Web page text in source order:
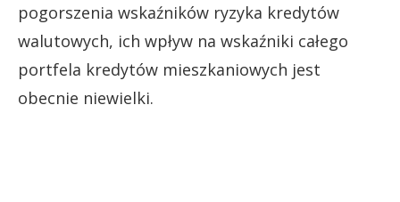
pogorszenia wskaźników ryzyka kredytów
walutowych, ich wpływ na wskaźniki całego
portfela kredytów mieszkaniowych jest
obecnie niewielki.